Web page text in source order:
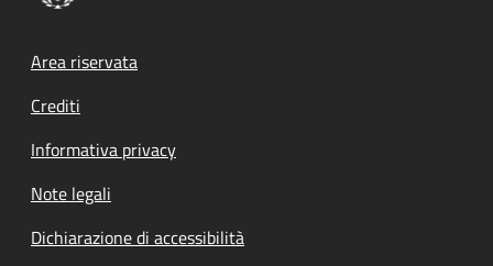
Footer menu
Area riservata
Crediti
Informativa privacy
Note legali
Dichiarazione di accessibilità